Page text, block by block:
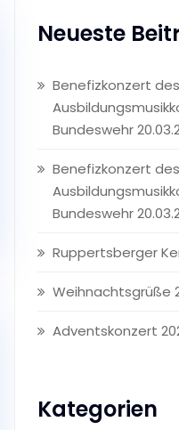
Neueste
Benefizkonzert des
Bundeswehr
Benefizkonzert des
Bundeswehr
Ruppertsberger
Weihnachtsgrüße
Adventskonzert
Kategorien